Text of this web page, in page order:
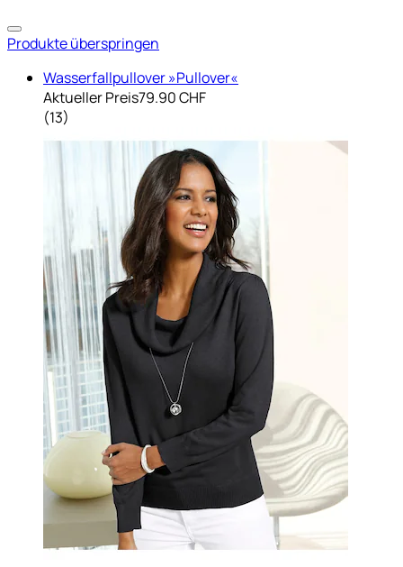
Produkte überspringen
Wasserfallpullover »Pullover«
Aktueller Preis79.90 CHF
(13)